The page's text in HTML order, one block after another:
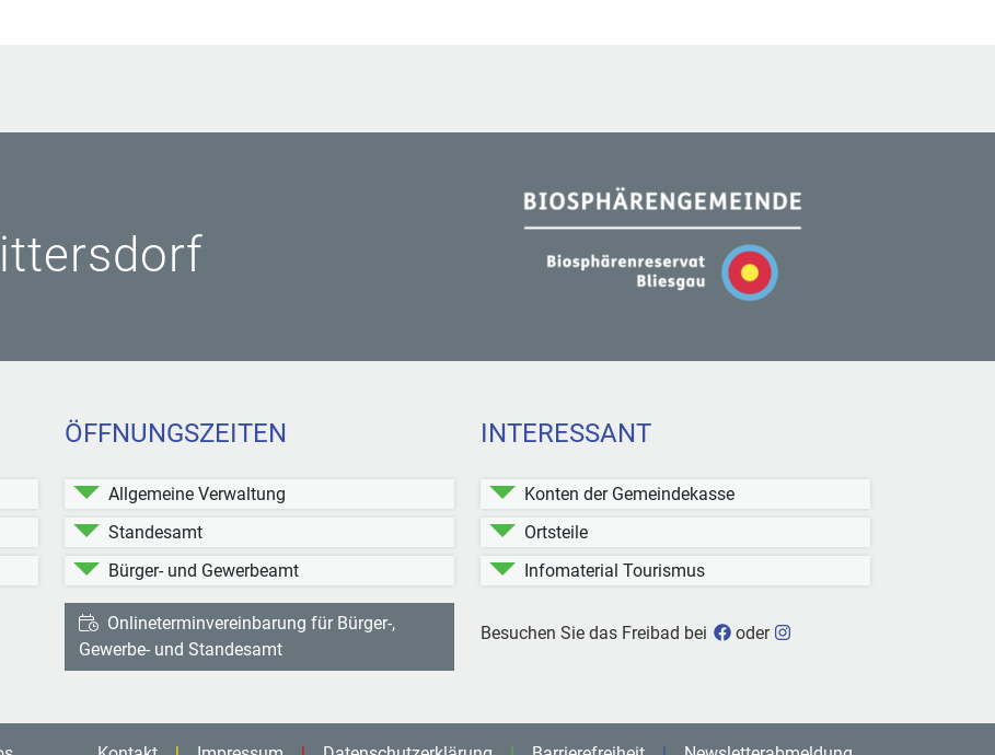
bei Facebook
Kleinblittersdorf bei Instagram
ÖFFNUNGSZEITEN
Allgemeine Verwaltung
Standesamt
Bürger- und Gewerbeamt
Onlineterminvereinbarung für Bürger-,
Gewerbe- und Standesamt
INTERESSANT
Konten der Gemeindekasse
Ortsteile
Infomaterial Tourismus
Besuchen Sie das Freibad bei Freibad Kleinblittersdorf bei
oder Freibad Kleinblittersdorf